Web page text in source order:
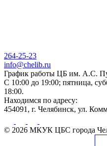
264-25-23
info@chelib.ru
График работы ЦБ им. А.С.
С 10:00 до 19:00; пятница,
18:00.
Находимся по адресу:
454091, г. Челябинск, ул.
© 2026 МКУК ЦБС города